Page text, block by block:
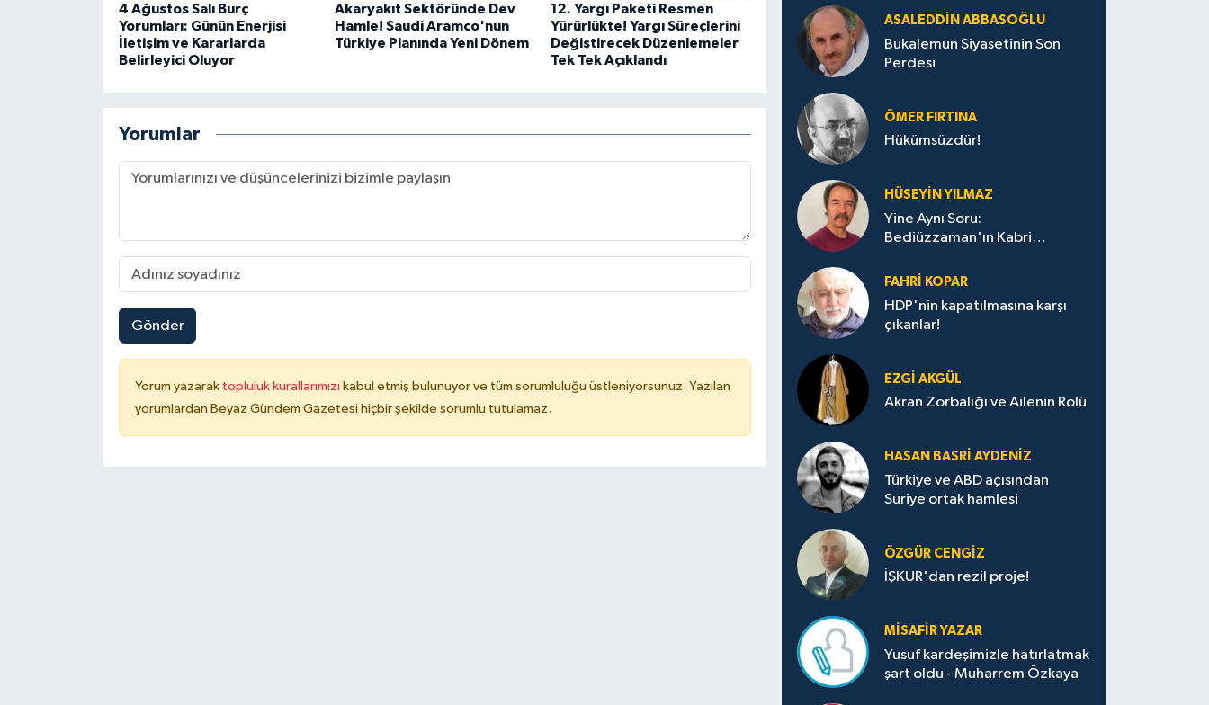
4 Ağustos Salı Burç
Yorumları: Günün Enerjisi
İletişim ve Kararlarda
Belirleyici Oluyor
Akaryakıt Sektöründe Dev
Hamle! Saudi Aramco'nun
Türkiye Planında Yeni Dönem
12. Yargı Paketi Resmen
Yürürlükte! Yargı Süreçlerini
Değiştirecek Düzenlemeler
Tek Tek Açıklandı
Yorumlar
Gönder
Yorum yazarak topluluk kurallarımızı kabul etmiş bulunuyor ve tüm sorumluluğu üstleniyorsunuz. Yazılan
yorumlardan Beyaz Gündem Gazetesi hiçbir şekilde sorumlu tutulamaz.
ASALEDDIN ABBASOĞLU
Bukalemun Siyasetinin Son
Perdesi
ÖMER FIRTINA
Hükümsüzdür!
HÜSEYIN YILMAZ
Yine Aynı Soru:
Bediüzzaman'ın Kabri
FAHRI KOPAR
HDP'nin kapatılmasına karşı
çıkanlar!
EZGI AKGÜL
Akran Zorbalığı ve Ailenin Rolü
HASAN BASRI AYDENIZ
Türkiye ve ABD açısından
Suriye ortak hamlesi
ÖZGÜR CENGIZ
İŞKUR'dan rezil proje!
MISAFIR YAZAR
Yusuf kardeşimizle hatırlatmak
şart oldu - Muharrem Özkaya